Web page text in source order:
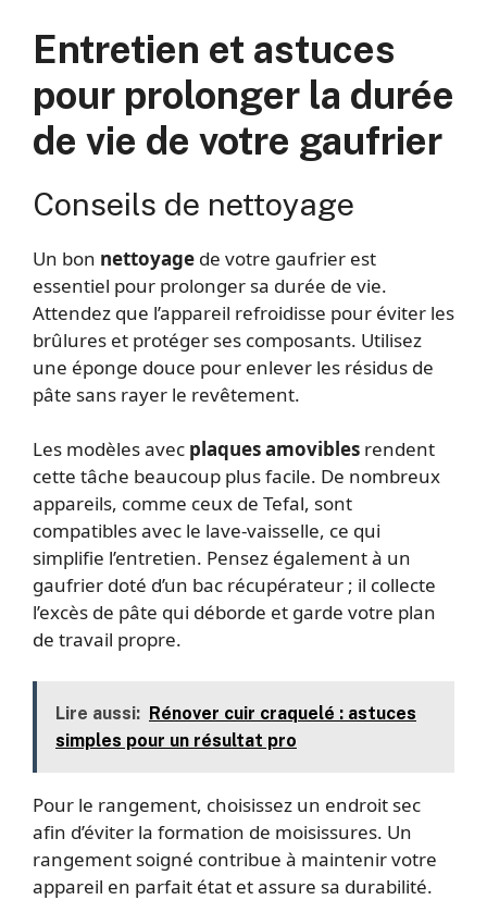
Entretien et astuces
pour prolonger la durée
de vie de votre gaufrier
Conseils de nettoyage
Un bon nettoyage de votre gaufrier est
essentiel pour prolonger sa durée de vie.
Attendez que l’appareil refroidisse pour éviter les
brûlures et protéger ses composants. Utilisez
une éponge douce pour enlever les résidus de
pâte sans rayer le revêtement.
Les modèles avec plaques amovibles rendent
cette tâche beaucoup plus facile. De nombreux
appareils, comme ceux de Tefal, sont
compatibles avec le lave-vaisselle, ce qui
simplifie l’entretien. Pensez également à un
gaufrier doté d’un bac récupérateur ; il collecte
l’excès de pâte qui déborde et garde votre plan
de travail propre.
Lire aussi: Rénover cuir craquelé : astuces
simples pour un résultat pro
Pour le rangement, choisissez un endroit sec
afin d’éviter la formation de moisissures. Un
rangement soigné contribue à maintenir votre
appareil en parfait état et assure sa durabilité.